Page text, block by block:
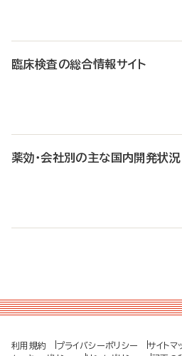
臨床検査の総合情報サイト
薬効・会社別の主な国内開発状況
利用規約 プライバシーポリシー サイトマ